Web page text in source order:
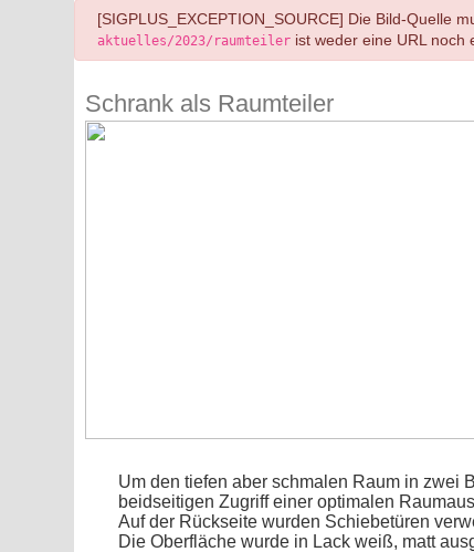
danger
[SIGPLUS_EXCEPTION_SOURCE] Die Bild-Quelle
aktuelles/2023/raumteiler ist weder eine URL noch
Schrank als Raumteiler
Um den tiefen aber schmalen Raum in zwei
beidseitigen Zugriff einer optimalen
Auf der Rückseite wurden Schiebetüren
Die Oberfläche wurde in Lack weiß, matt